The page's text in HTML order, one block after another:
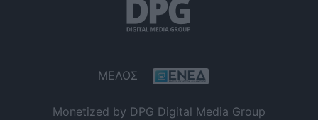
ΜΕΛΟΣ
Monetized by DPG Digital Media Group